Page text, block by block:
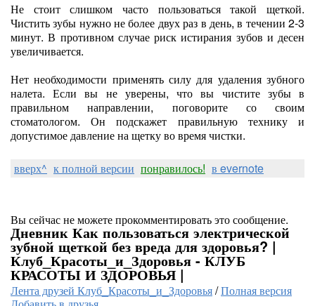
Не стоит слишком часто пользоваться такой щеткой.
Чистить зубы нужно не более двух раз в день, в течении 2-3
минут. В противном случае риск истирания зубов и десен
увеличивается.
Нет необходимости применять силу для удаления зубного
налета. Если вы не уверены, что вы чистите зубы в
правильном направлении, поговорите со своим
стоматологом. Он подскажет правильную технику и
допустимое давление на щетку во время чистки.
вверх^ к полной версии понравилось! в evernote
Вы сейчас не можете прокомментировать это сообщение.
Дневник Как пользоваться электрической
зубной щеткой без вреда для здоровья? |
Клуб_Красоты_и_Здоровья - КЛУБ
КРАСОТЫ И ЗДОРОВЬЯ |
Лента друзей Клуб_Красоты_и_Здоровья/Полная версия